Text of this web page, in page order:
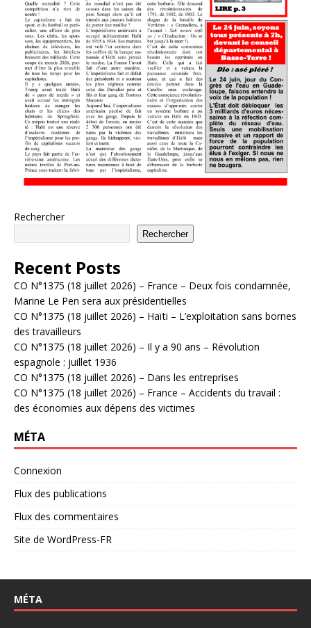
Rechercher
Rechercher
Recent Posts
CO N°1375 (18 juillet 2026) – France – Deux fois condamnée,
Marine Le Pen sera aux présidentielles
CO N°1375 (18 juillet 2026) – Haïti – L’exploitation sans bornes
des travailleurs
CO N°1375 (18 juillet 2026) – Il y a 90 ans – Révolution
espagnole : juillet 1936
CO N°1375 (18 juillet 2026) – Dans les entreprises
CO N°1375 (18 juillet 2026) – France – Accidents du travail :
des économies aux dépens des victimes
MÉTA
Connexion
Flux des publications
Flux des commentaires
Site de WordPress-FR
MÉTA